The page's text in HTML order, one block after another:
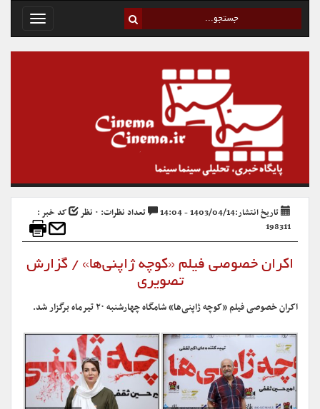
Toggle
تاریخ انتشار:1403/04/14 - 14:04 تعداد نظرات: ۰ نظر
کد خبر :
198311
اکران خصوصی فیلم «کوچه ژاپنی‌ها» / گزارش
تصویری
اکران خصوصی فیلم «کوچه ژاپنی‌ها» شامگاه چهارشنبه ۲۰ تیرماه برگزار شد.